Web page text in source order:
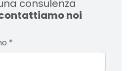
consulenza
noi
*